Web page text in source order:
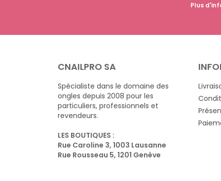
Plus
CNAILPRO SA
Spécialiste dans le domaine des
ongles depuis 2008 pour les
particuliers, professionnels et
revendeurs.
LES BOUTIQUES :
Rue Caroline 3, 1003 Lausanne
Rue Rousseau 5, 1201 Genève